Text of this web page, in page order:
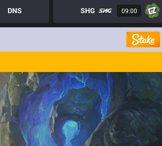
DNS SHG 09:00